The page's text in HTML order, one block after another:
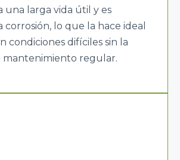
una larga vida útil y es
corrosión, lo que la hace ideal
condiciones difíciles sin la
mantenimiento regular.